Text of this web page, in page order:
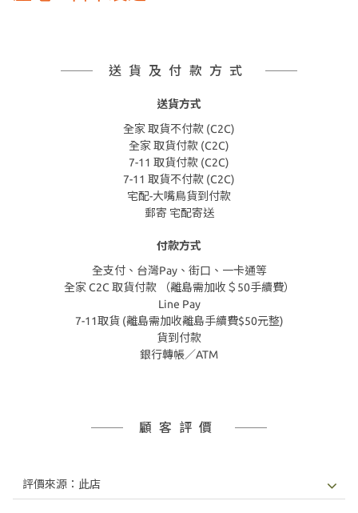
送貨及付款方式
送貨方式
全家 取貨不付款 (C2C)
全家 取貨付款 (C2C)
7-11 取貨付款 (C2C)
7-11 取貨不付款 (C2C)
宅配-大嘴鳥貨到付款
郵寄 宅配寄送
付款方式
全支付、台灣Pay、街口、一卡通等
全家 C2C 取貨付款 （離島需加收＄50手續費）
Line Pay
7-11取貨 (離島需加收離島手續費$50元整)
貨到付款
銀行轉帳／ATM
顧客評價